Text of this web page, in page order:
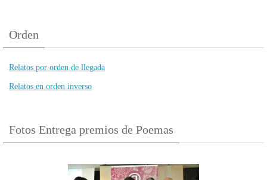
Orden
Relatos por orden de llegada
Relatos en orden inverso
Fotos Entrega premios de Poemas